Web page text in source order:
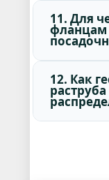
11. Для
фланцам
12. Как